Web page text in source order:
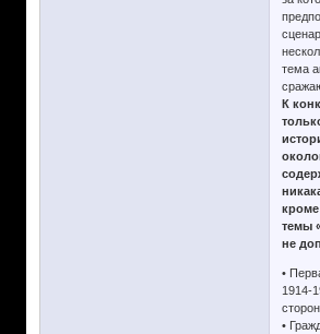
тема
К
темы
не
•
1914-
•